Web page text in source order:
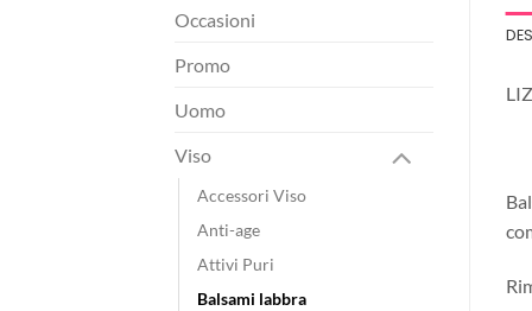
Occasioni
Promo
Uomo
Viso
Accessori Viso
Anti-age
Attivi Puri
Balsami labbra